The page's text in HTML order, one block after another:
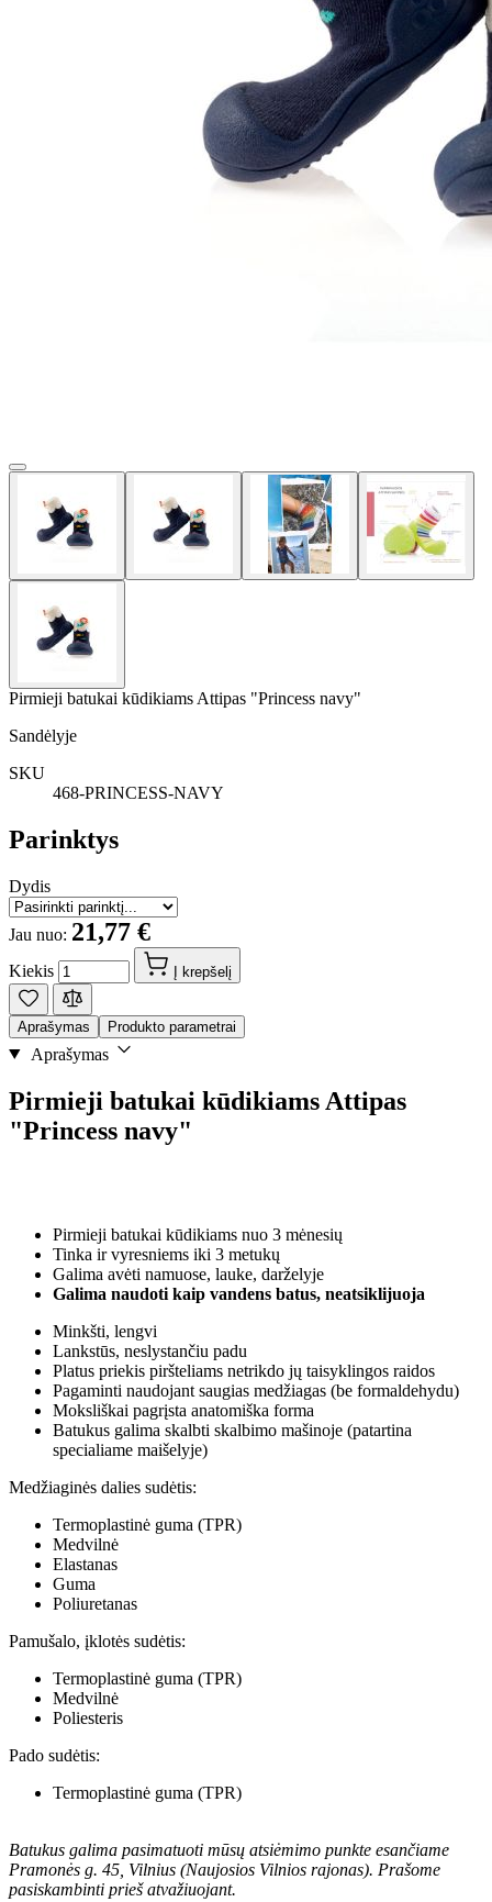
Pirmieji batukai kūdikiams Attipas "Princess navy"
Sandėlyje
SKU
468-PRINCESS-NAVY
Parinktys
Dydis
Jau nuo: 21,77 €
Kiekis Į krepšelį
Aprašymas Produkto parametrai
Aprašymas
Pirmieji batukai kūdikiams Attipas
"Princess navy"
Pirmieji batukai kūdikiams nuo 3 mėnesių
Tinka ir vyresniems iki 3 metukų
Galima avėti namuose, lauke, darželyje
Galima naudoti kaip vandens batus, neatsiklijuoja
Minkšti, lengvi
Lankstūs, neslystančiu padu
Platus priekis piršteliams netrikdo jų taisyklingos raidos
Pagaminti naudojant saugias medžiagas (be formaldehydu)
Moksliškai pagrįsta anatomiška forma
Batukus galima skalbti skalbimo mašinoje (patartina
specialiame maišelyje)
Medžiaginės dalies sudėtis:
Termoplastinė guma (TPR)
Medvilnė
Elastanas
Guma
Poliuretanas
Pamušalo, įklotės sudėtis:
Termoplastinė guma (TPR)
Medvilnė
Poliesteris
Pado sudėtis:
Termoplastinė guma (TPR)
Batukus galima pasimatuoti mūsų atsiėmimo punkte esančiame
Pramonės g. 45, Vilnius (Naujosios Vilnios rajonas). Prašome
pasiskambinti prieš atvažiuojant.